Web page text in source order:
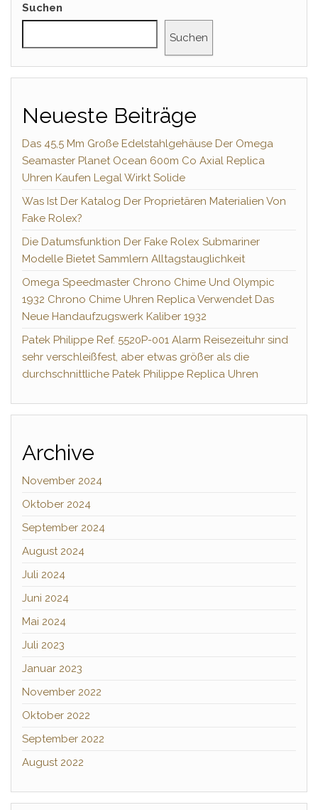
Suchen
Suchen
Neueste Beiträge
Das 45,5 Mm Große Edelstahlgehäuse Der Omega
Seamaster Planet Ocean 600m Co Axial Replica
Uhren Kaufen Legal Wirkt Solide
Was Ist Der Katalog Der Proprietären Materialien Von
Fake Rolex?
Die Datumsfunktion Der Fake Rolex Submariner
Modelle Bietet Sammlern Alltagstauglichkeit
Omega Speedmaster Chrono Chime Und Olympic
1932 Chrono Chime Uhren Replica Verwendet Das
Neue Handaufzugswerk Kaliber 1932
Patek Philippe Ref. 5520P-001 Alarm Reisezeituhr sind
sehr verschleißfest, aber etwas größer als die
durchschnittliche Patek Philippe Replica Uhren
Archive
November 2024
Oktober 2024
September 2024
August 2024
Juli 2024
Juni 2024
Mai 2024
Juli 2023
Januar 2023
November 2022
Oktober 2022
September 2022
August 2022